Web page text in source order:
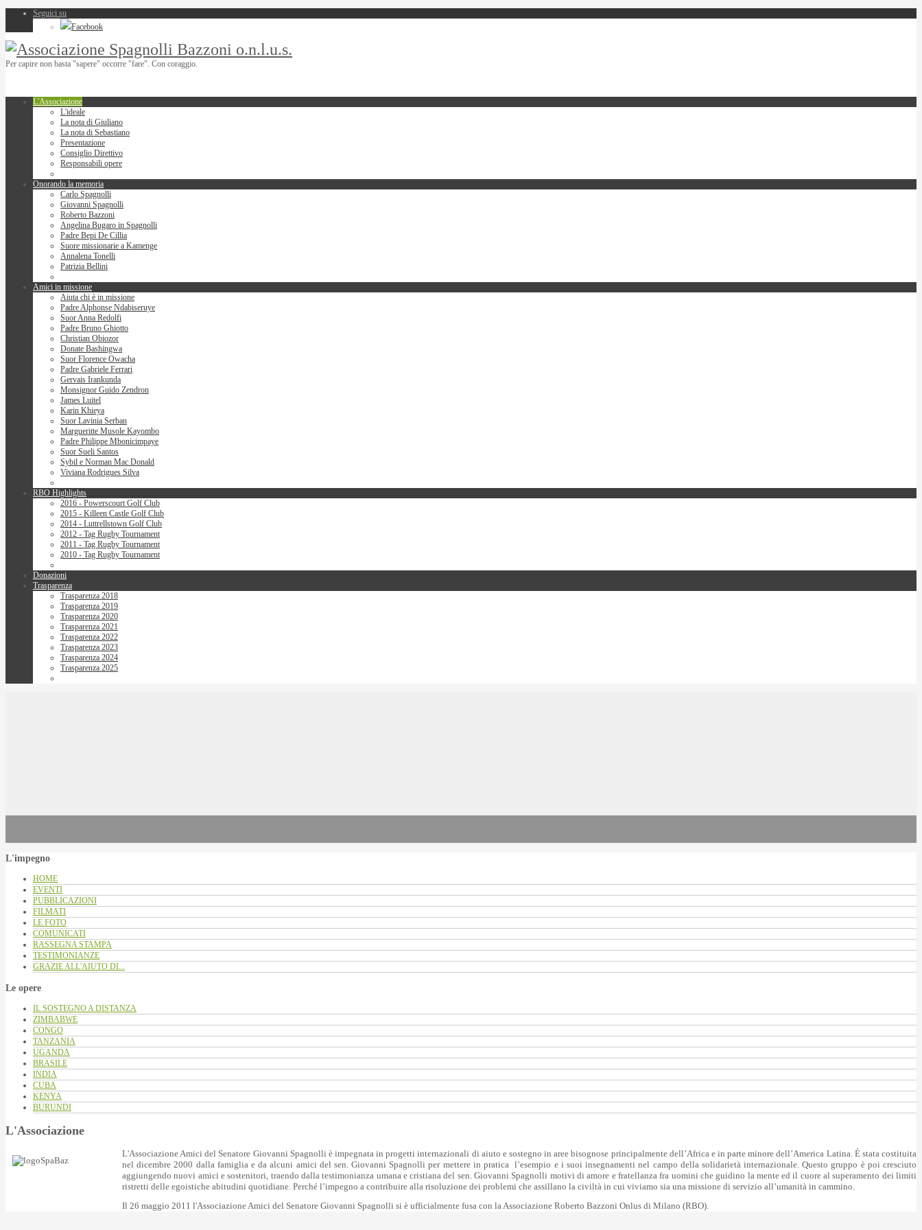
Seguici su
Facebook
Per capire non basta "sapere" occorre "fare". Con coraggio.
L'Associazione
L'ideale
La nota di Giuliano
La nota di Sebastiano
Presentazione
Consiglio Direttivo
Responsabili opere
Onorando la memoria
Carlo Spagnolli
Giovanni Spagnolli
Roberto Bazzoni
Angelina Bugaro in Spagnolli
Padre Bepi De Cillia
Suore missionarie a Kamenge
Annalena Tonelli
Patrizia Bellini
Amici in missione
Aiuta chi è in missione
Padre Alphonse Ndabiseruye
Suor Anna Redolfi
Padre Bruno Ghiotto
Christian Obiozor
Donate Bashingwa
Suor Florence Owacha
Padre Gabriele Ferrari
Gervais Irankunda
Monsignor Guido Zendron
James Luitel
Karin Khieya
Suor Lavinia Serban
Margueritte Musole Kayombo
Padre Philippe Mbonicimpaye
Suor Sueli Santos
Sybil e Norman Mac Donald
Viviana Rodrigues Silva
RBO Highlights
2016 - Powerscourt Golf Club
2015 - Killeen Castle Golf Club
2014 - Luttrellstown Golf Club
2012 - Tag Rugby Tournament
2011 - Tag Rugby Tournament
2010 - Tag Rugby Tournament
Donazioni
Trasparenza
Trasparenza 2018
Trasparenza 2019
Trasparenza 2020
Trasparenza 2021
Trasparenza 2022
Trasparenza 2023
Trasparenza 2024
Trasparenza 2025
L'impegno
HOME
EVENTI
PUBBLICAZIONI
FILMATI
LE FOTO
COMUNICATI
RASSEGNA STAMPA
TESTIMONIANZE
GRAZIE ALL'AIUTO DI...
Le opere
IL SOSTEGNO A DISTANZA
ZIMBABWE
CONGO
TANZANIA
UGANDA
BRASILE
INDIA
CUBA
KENYA
BURUNDI
L'Associazione
L'Associazione Amici del Senatore Giovanni Spagnolli è impegnata in progetti internazionali di aiuto e sostegno in aree bisognose principalmente dell’Africa e in parte minore dell’America Latina. È stata costituita
nel dicembre 2000 dalla famiglia e da alcuni amici del sen. Giovanni Spagnolli per mettere in pratica l’esempio e i suoi insegnamenti nel campo della solidarietà internazionale. Questo gruppo è poi cresciuto
aggiungendo nuovi amici e sostenitori, traendo dalla testimonianza umana e cristiana del sen. Giovanni Spagnolli motivi di amore e fratellanza fra uomini che guidino la mente ed il cuore al superamento dei limiti
ristretti delle egoistiche abitudini quotidiane. Perché l’impegno a contribuire alla risoluzione dei problemi che assillano la civiltà in cui viviamo sia una missione di servizio all’umanità in cammino.
Il 26 maggio 2011 l'Associazione Amici del Senatore Giovanni Spagnolli si è ufficialmente fusa con la Associazione Roberto Bazzoni Onlus di Milano (RBO).